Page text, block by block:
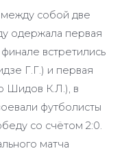
собой две
одержала первая
встретились
Г.Г.) и первая
Шидов К.Л.), в
футболисты
со счётом 2:0.
матча